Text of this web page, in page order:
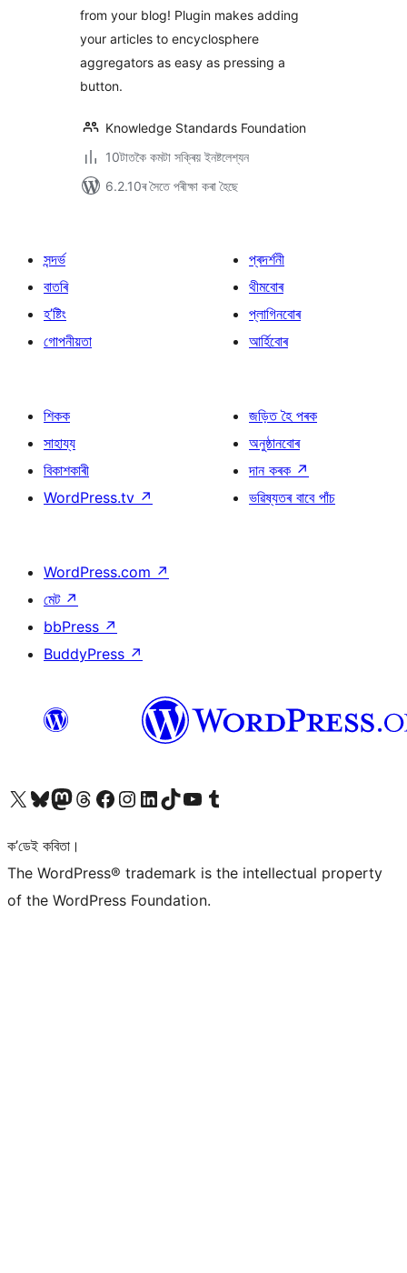
from your blog! Plugin makes adding
your articles to encyclosphere
aggregators as easy as pressing a
button.
Knowledge Standards Foundation
10টাতকৈ কমটা সক্ৰিয় ইনষ্টলেশ্যন
6.2.10ৰ সৈতে পৰীক্ষা কৰা হৈছে
সন্দৰ্ভ
বাতৰি
হ’ষ্টিং
গোপনীয়তা
প্ৰদৰ্শনী
থীমবোৰ
প্লাগিনবোৰ
আৰ্হিবোৰ
শিকক
সাহায্য
বিকাশকাৰী
WordPress.tv ↗
জড়িত হৈ পৰক
অনুষ্ঠানবোৰ
দান কৰক ↗
ভৱিষ্যতৰ বাবে পাঁচ
WordPress.com ↗
মেট ↗
bbPress ↗
BuddyPress ↗
আমাৰ X (আগৰ Twitter) একাউণ্টলৈ যাওকআমাৰ Bluesky একাউণ্টলৈ যাওকআমাৰ Mastodon একাউণ্টলৈ যাওকআমাৰ Threads একাউণ্টলৈ যাওকআমাৰ Facebook পৃষ্ঠালৈ যাওকআমাৰ Instagram একাউণ্টলৈ যাওকআমাৰ LinkedIn একাউণ্টলৈ যাওকআমাৰ TikTok একাউণ্টলৈ যাওকআমাৰ YouTube চেনেললৈ যাওকআমাৰ Tumblr একাউণ্টলৈ যাওক
ক’ডেই কবিতা।
The WordPress® trademark is the intellectual property
of the WordPress Foundation.